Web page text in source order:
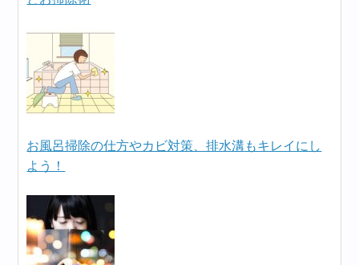
お風呂掃除の仕方やカビ対策、排水溝もキレイにし
よう！